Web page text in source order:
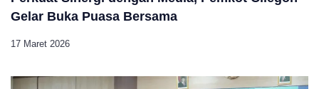
Gelar Buka Puasa Bersama
17 Maret 2026